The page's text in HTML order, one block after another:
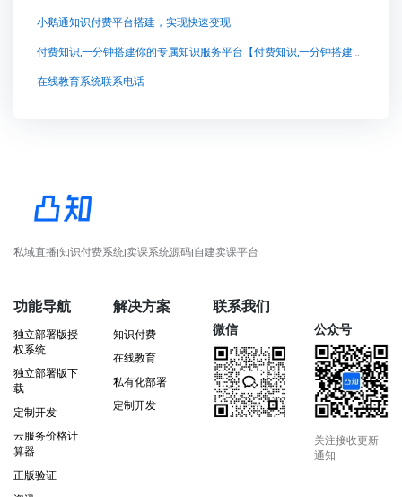
小鹅通知识付费平台搭建，实现快速变现
付费知识,一分钟搭建你的专属知识服务平台【付费知识,一分钟搭建你的专属知识服务平台知识付费系统系统怎么制作，知识付费系统搭建使用教程】
在线教育系统联系电话
私域直播|知识付费系统|卖课系统源码|自建卖课平台
功能导航
独立部署版授
权系统
独立部署版下
载
定制开发
云服务价格计
算器
正版验证
解决方案
知识付费
在线教育
私有化部署
定制开发
联系我们
微信 公众号
关注接收更新
通知